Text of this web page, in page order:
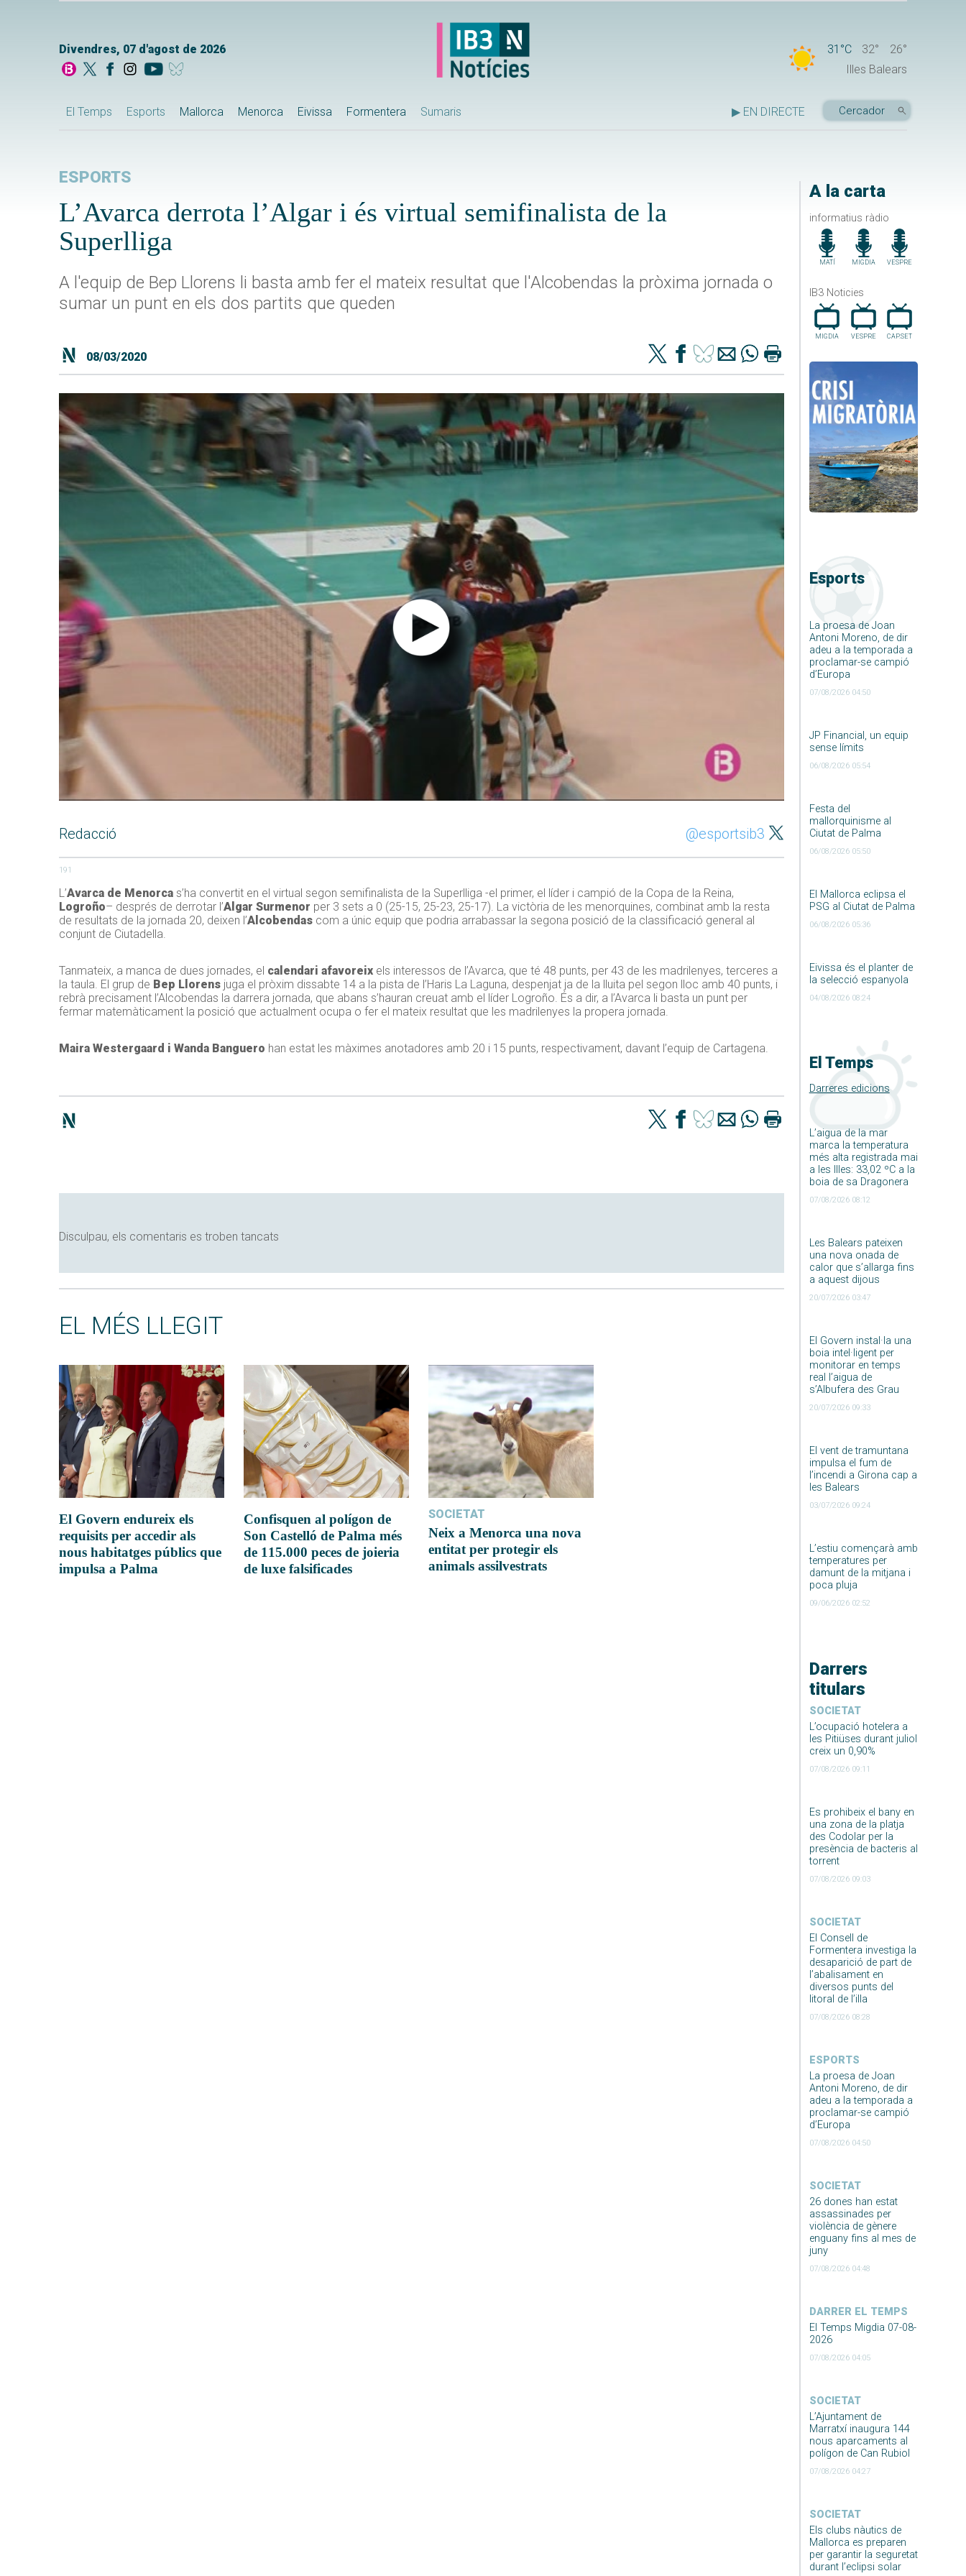
Divendres, 07 d'agost de 2026 31°C 32°
26°
Illes Balears
El Temps Esports Mallorca Menorca Eivissa Formentera Sumaris ▶ EN DIRECTE
A la carta
informatius ràdio
MATÍ MIGDIA VESPRE
IB3 Noticies
MIGDIA VESPRE CAP.SET
Esports
La proesa de Joan
Antoni Moreno, de dir
adeu a la temporada a
proclamar-se campió
d’Europa
07/08/2026 04:50
JP Financial, un equip
sense límits
06/08/2026 05:54
Festa del
mallorquinisme al
Ciutat de Palma
06/08/2026 05:50
El Mallorca eclipsa el
PSG al Ciutat de Palma
06/08/2026 05:36
Eivissa és el planter de
la selecció espanyola
04/08/2026 08:24
El Temps
Darreres edicions
L’aigua de la mar
marca la temperatura
més alta registrada mai
a les Illes: 33,02 ºC a la
boia de sa Dragonera
07/08/2026 08:12
Les Balears pateixen
una nova onada de
calor que s’allarga fins
a aquest dijous
20/07/2026 03:47
El Govern instal·la una
boia intel·ligent per
monitorar en temps
real l’aigua de
s’Albufera des Grau
20/07/2026 09:33
El vent de tramuntana
impulsa el fum de
l’incendi a Girona cap a
les Balears
03/07/2026 09:24
L’estiu començarà amb
temperatures per
damunt de la mitjana i
poca pluja
09/06/2026 02:52
Darrers
titulars
SOCIETAT
L’ocupació hotelera a
les Pitiüses durant juliol
creix un 0,90%
07/08/2026 09:11
Es prohibeix el bany en
una zona de la platja
des Codolar per la
presència de bacteris al
torrent
07/08/2026 09:03
SOCIETAT
El Consell de
Formentera investiga la
desaparició de part de
l’abalisament en
diversos punts del
litoral de l’illa
07/08/2026 08:28
ESPORTS
La proesa de Joan
Antoni Moreno, de dir
adeu a la temporada a
proclamar-se campió
d’Europa
07/08/2026 04:50
SOCIETAT
26 dones han estat
assassinades per
violència de gènere
enguany fins al mes de
juny
07/08/2026 04:48
DARRER EL TEMPS
El Temps Migdia 07-08-
2026
07/08/2026 04:05
SOCIETAT
L’Ajuntament de
Marratxí inaugura 144
nous aparcaments al
polígon de Can Rubiol
07/08/2026 04:27
SOCIETAT
Els clubs nàutics de
Mallorca es preparen
per garantir la seguretat
durant l’eclipsi solar
ESPORTS
L’Avarca derrota l’Algar i és virtual semifinalista de la
Superlliga
A l'equip de Bep Llorens li basta amb fer el mateix resultat que l'Alcobendas la pròxima jornada o
sumar un punt en els dos partits que queden
08/03/2020
Redacció @esportsib3
191
L’Avarca de Menorca s’ha convertit en el virtual segon semifinalista de la Superlliga -el primer, el líder i campió de la Copa de la Reina,
Logroño– després de derrotar l’Algar Surmenor per 3 sets a 0 (25-15, 25-23, 25-17). La victòria de les menorquines, combinat amb la resta
de resultats de la jornada 20, deixen l’Alcobendas com a únic equip que podria arrabassar la segona posició de la classificació general al
conjunt de Ciutadella.
Tanmateix, a manca de dues jornades, el calendari afavoreix els interessos de l’Avarca, que té 48 punts, per 43 de les madrilenyes, terceres a
la taula. El grup de Bep Llorens juga el pròxim dissabte 14 a la pista de l’Haris La Laguna, despenjat ja de la lluita pel segon lloc amb 40 punts, i
rebrà precisament l’Alcobendas la darrera jornada, que abans s’hauran creuat amb el líder Logroño. És a dir, a l’Avarca li basta un punt per
fermar matemàticament la posició que actualment ocupa o fer el mateix resultat que les madrilenyes la propera jornada.
Maira Westergaard i Wanda Banguero han estat les màximes anotadores amb 20 i 15 punts, respectivament, davant l’equip de Cartagena.
Disculpau, els comentaris es troben tancats
EL MÉS LLEGIT
El Govern endureix els
requisits per accedir als
nous habitatges públics que
impulsa a Palma
Confisquen al polígon de
Son Castelló de Palma més
de 115.000 peces de joieria
de luxe falsificades
SOCIETAT
Neix a Menorca una nova
entitat per protegir els
animals assilvestrats